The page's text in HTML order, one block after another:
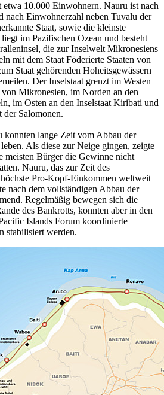
etwa 10.000 Einwohnern. Nauru ist nach
nach Einwohnerzahl neben Tuvalu der
Staat, sowie die kleinste
im Pazifischen Ozean und besteht
die zur Inselwelt Mikronesiens
mit dem Staat Föderierte Staaten von
Staat gehörenden Hoheitsgewässern
Der Inselstaat grenzt im Westen
von Mikronesien, im Norden an den
im Osten an den Inselstaat Kiribati und
der Salomonen.
lange Zeit vom Abbau der
Als diese zur Neige gingen, zeigte
meisten Bürger die Gewinne nicht
Nauru, das zur Zeit des
höchste Pro-Kopf-Einkommen weltweit
nach dem vollständigen Abbau der
Regelmäßig bewegen sich die
des Bankrotts, konnten aber in den
Islands Forum koordinierte
stabilisiert werden.